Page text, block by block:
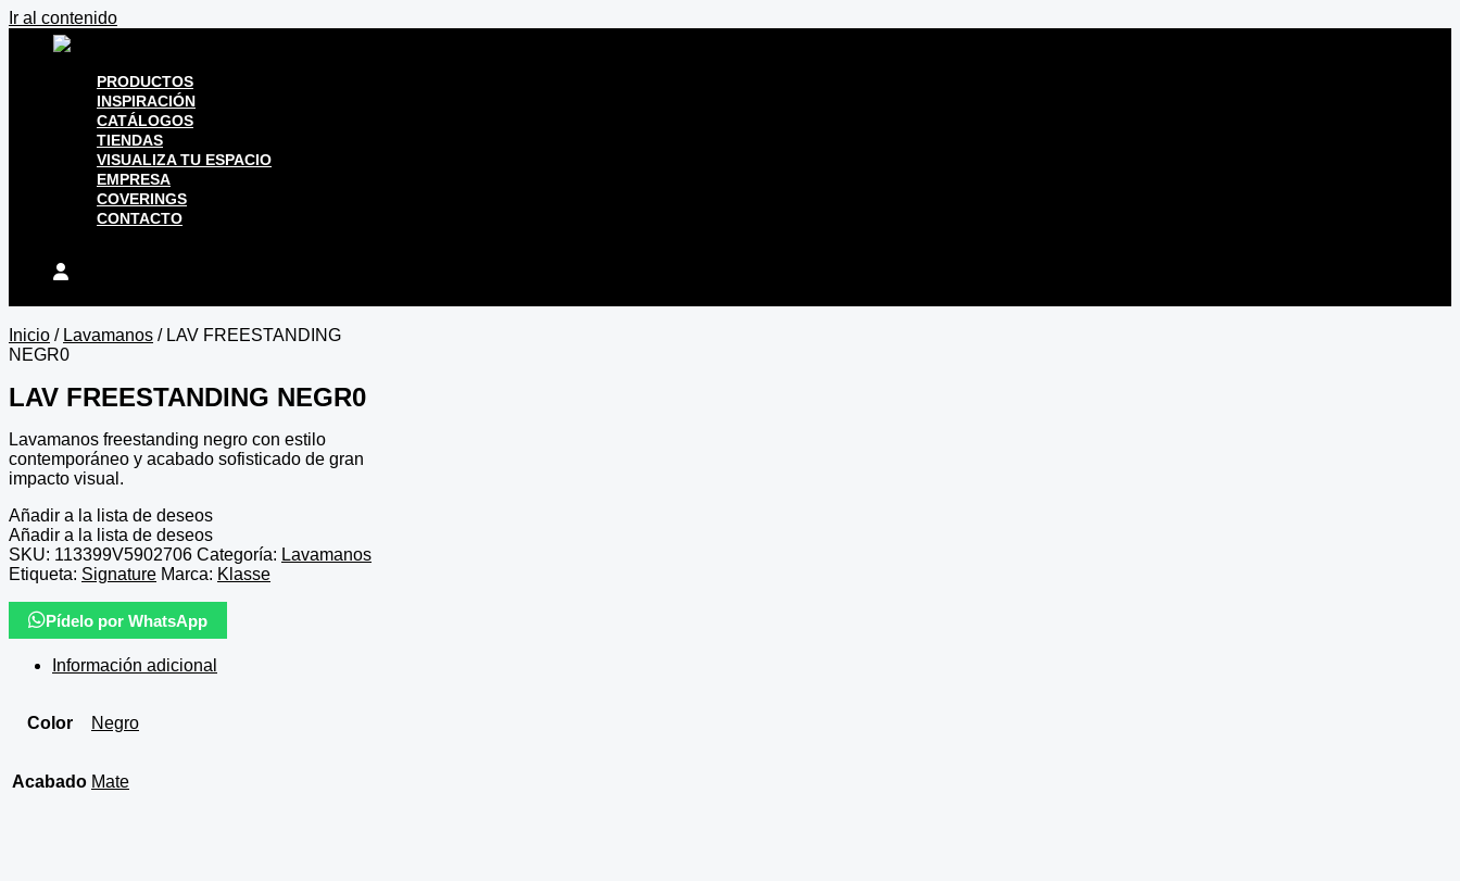
Ir al contenido
PRODUCTOS
INSPIRACIÓN
CATÁLOGOS
TIENDAS
VISUALIZA TU ESPACIO
EMPRESA
COVERINGS
CONTACTO
Inicio / Lavamanos / LAV FREESTANDING
NEGR0
LAV FREESTANDING NEGR0
Lavamanos freestanding negro con estilo
contemporáneo y acabado sofisticado de gran
impacto visual.
Añadir a la lista de deseos
Añadir a la lista de deseos
SKU: 113399V5902706 Categoría: Lavamanos
Etiqueta: Signature Marca: Klasse
Pídelo por WhatsApp
Información adicional
Color Negro
Acabado Mate